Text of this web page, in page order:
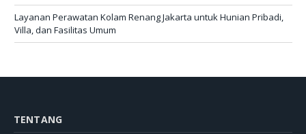
Layanan Perawatan Kolam Renang Jakarta untuk Hunian Pribadi,
Villa, dan Fasilitas Umum
TENTANG